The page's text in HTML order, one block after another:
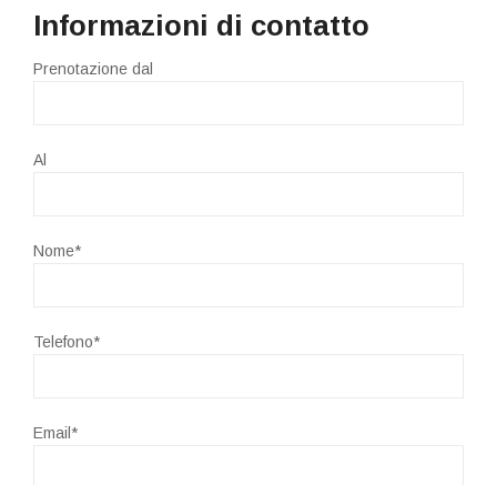
Informazioni di contatto
Prenotazione dal
Al
Nome*
Telefono*
Email*